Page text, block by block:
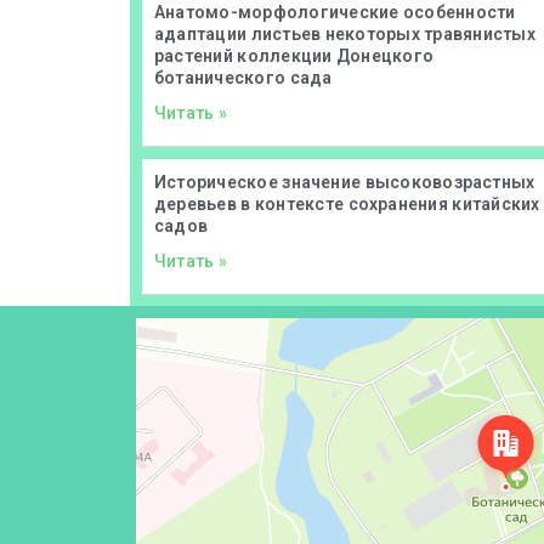
Анатомо-морфологические особенности
адаптации листьев некоторых травянистых
растений коллекции Донецкого
ботанического сада
Читать »
Историческое значение высоковозрастных
деревьев в контексте сохранения китайских
садов
Читать »
Проспект Ильича, 110 — Яндекс Карты